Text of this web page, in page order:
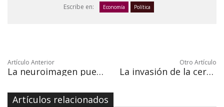
Escribe en: Economía Política
Artículo Anterior
La neuroimagen puede ayudar a detectar el autismo en bebés
Otro Artículo
La invasión de la cerveza artesanal llega a Cabo
Artículos relacionados